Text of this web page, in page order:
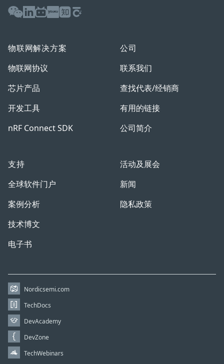
WeChatLinkedIn
BilibiliYoukuZhihuBaijiahao
物联网解决方案
物联网协议
芯片产品
开发工具
nRF Connect SDK
支持
全球软件门户
案例分析
技术博文
电子书
公司
联系我们
查找代表/经销商
有用的链接
公司简介
活动及展会
新闻
隐私政策
Nordicsemi.com
TechDocs
DevAcademy
DevZone
TechWebinars